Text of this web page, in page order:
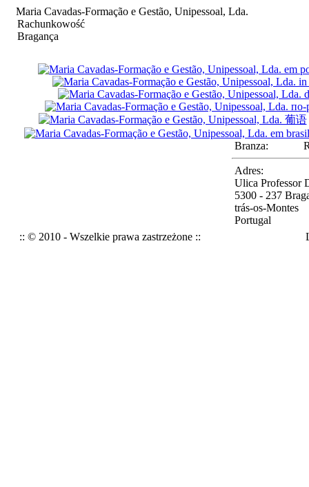
Maria Cavadas-Formação e Gestão, Unipessoal, Lda.
Rachunkowość
Bragança
Branza:
Adres:
Ulica Professor
5300 - 237
trás-os-Montes
Portugal
:: © 2010 - Wszelkie prawa zastrzeżone ::